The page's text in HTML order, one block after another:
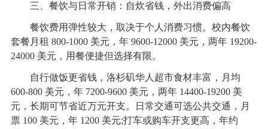
三、餐饮与日常开销：自炊省钱，外出消费偏高
餐饮费用弹性较大，取决于个人消费习惯。校内餐饮
套餐月租 800-1000 美元，年 9600-12000 美元，两年 19200-
24000 美元，用餐便捷但选择有限。
自行做饭更省钱，洛杉矶华人超市食材丰富，月均
600-800 美元，年 7200-9600 美元，两年 14400-19200 美
元，长期可节省近万元开支。日常交通可选公共交通，月
票 100 美元，年 1200 美元;打车或购车开支更高，年约